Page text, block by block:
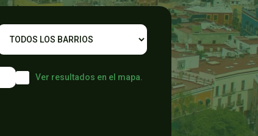
Ver resultados en el mapa.